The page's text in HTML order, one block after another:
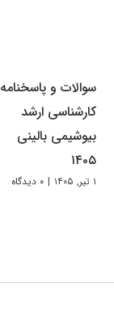
سوالات و پاسخنامه
کارشناسی ارشد
بیوشیمی بالینی
۱۴۰۵
۱ تیر, ۱۴۰۵ | ۰ دیدگاه